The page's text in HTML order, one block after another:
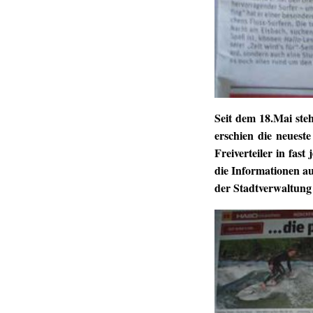
Seit dem 18.Mai
erschien die
Freiverteiler in fast
die Informationen
der